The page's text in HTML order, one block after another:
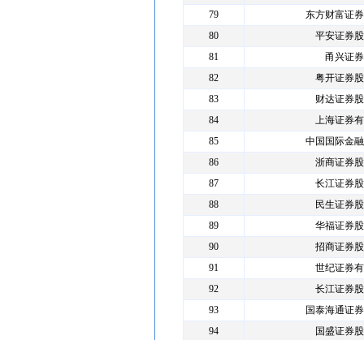
79
东方财富证
80
平安证券
81
甬兴证
82
粤开证券
83
财达证券
84
上海证券
85
中国国际金
86
浙商证券
87
长江证券
88
民生证券
89
华福证券
90
招商证券
91
世纪证券
92
长江证券
93
国泰海通证
94
国盛证券